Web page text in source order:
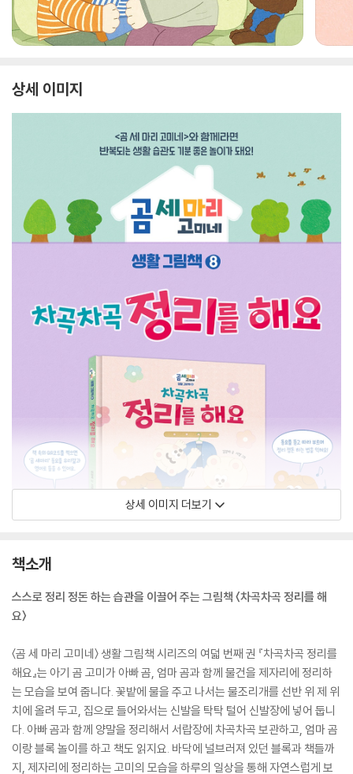
상세 이미지
상세 이미지 더보기
책소개
스스로 정리 정돈 하는 습관을 이끌어 주는 그림책 〈차곡차곡 정리를 해
요〉
〈곰 세 마리 고미네〉 생활 그림책 시리즈의 여덟 번째 권 『차곡차곡 정리를
해요』는 아기 곰 고미가 아빠 곰, 엄마 곰과 함께 물건을 제자리에 정리하
는 모습을 보여 줍니다. 꽃밭에 물을 주고 나서는 물조리개를 선반 위 제 위
치에 올려 두고, 집으로 들어와서는 신발을 탁탁 털어 신발장에 넣어 둡니
다. 아빠 곰과 함께 양말을 정리해서 서랍장에 차곡차곡 보관하고, 엄마 곰
이랑 블록 놀이를 하고 책도 읽지요. 바닥에 널브러져 있던 블록과 책들까
지, 제자리에 정리하는 고미의 모습을 하루의 일상을 통해 자연스럽게 보